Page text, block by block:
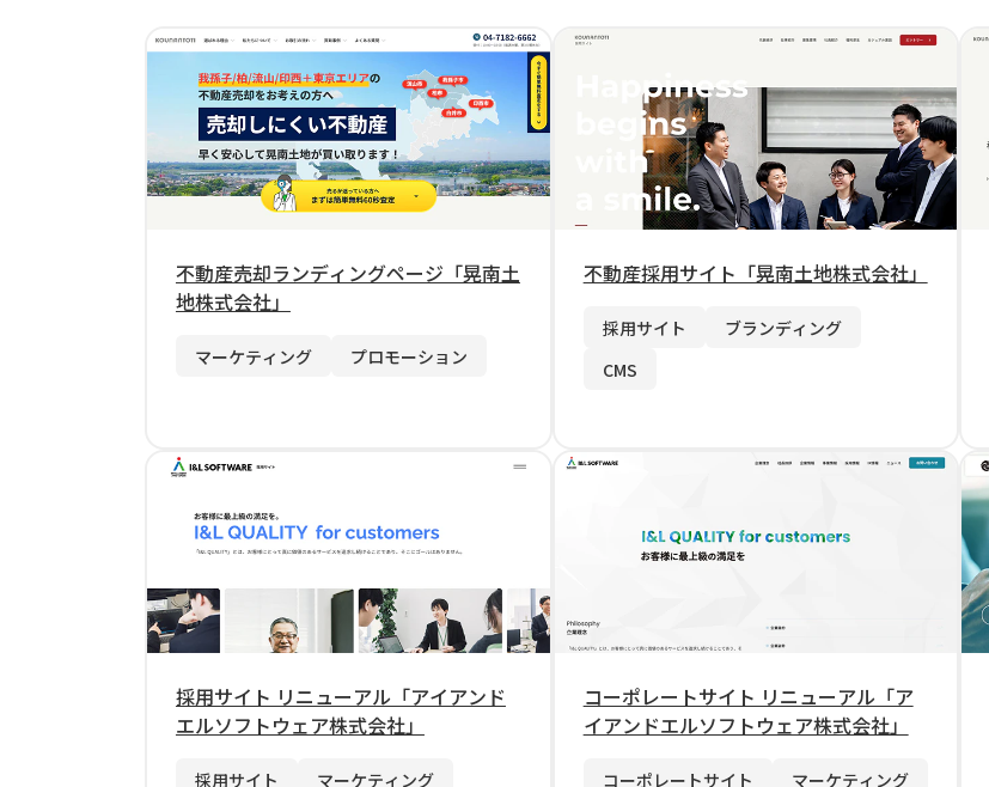
不動産売却ランディングページ「晃南土
地株式会社」
マーケティング プロモーション
不動産採用サイト「晃南土地株式会社」
採用サイト
ブランディング
CMS
採用サイト リニューアル「アイアンド
エルソフトウェア株式会社」
採用サイト マーケティング
コーポレートサイト リニューアル「ア
イアンドエルソフトウェア株式会社」
コーポレートサイト マーケティング